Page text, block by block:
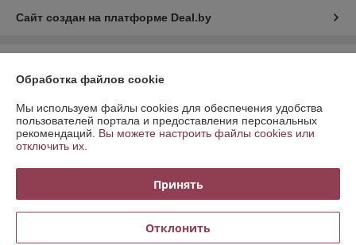
Сайт создан на платформе Deal.by
ТРИФИТ ГРУПП
ул. Комсомольская, 14, комн. 11, Минск Беларусь 220030
Регистрационный номер ЕГР: 191116766
УНП: 191116766
Регистрационный орган: Мингорисполком
Дата регистрации компании: 15.05.2009
Ссылка на свидетельство/лицензию
Обработка файлов cookie
Мы используем файлы cookies для обеспечения удобства
пользователей портала и предоставления персональных
рекомендаций. Вы можете настроить файлы cookies или
отключить их.
Принять
Отклонить